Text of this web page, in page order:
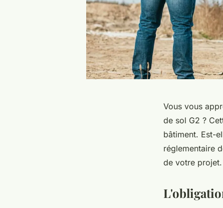
Vous vous
de sol G2 ?
bâtiment. Est-
réglementaire
de votre projet.